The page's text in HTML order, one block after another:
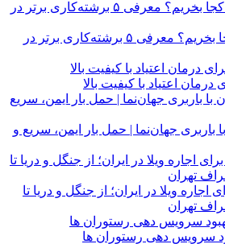
قهوه باکیفیت از کجا بخریم؟ معرفی ۵ برشته‌کاری برتر در
باربری جهان‌نما | حمل بار ایمن، سریع و
اجاره ویلا در ایران؛ از جنگل و دریا تا
تهران
سرویس دهی رستوران ها